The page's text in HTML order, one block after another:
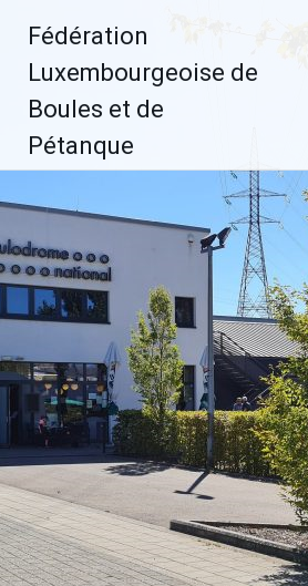
contenu
Fédération
Luxembourgeoise de
Boules et de
Pétanque